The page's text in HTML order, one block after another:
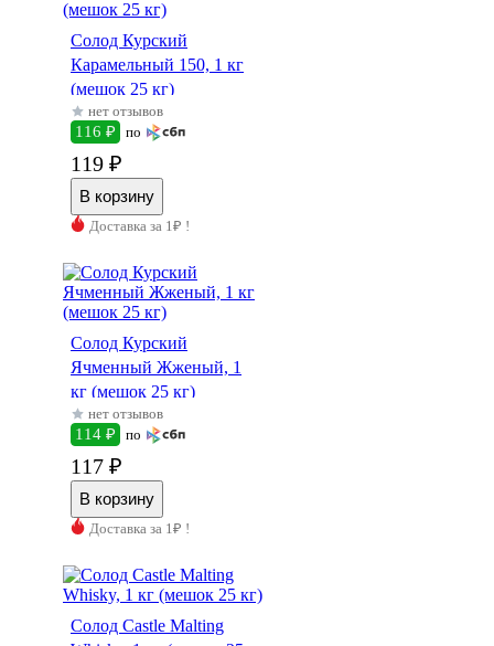
Солод Курский
Карамельный 150, 1 кг
(мешок 25 кг)
нет отзывов
116 ₽ по
119 ₽
Доставка за 1₽ !
Солод Курский
Ячменный Жженый, 1
кг (мешок 25 кг)
нет отзывов
114 ₽ по
117 ₽
Доставка за 1₽ !
Солод Castle Malting